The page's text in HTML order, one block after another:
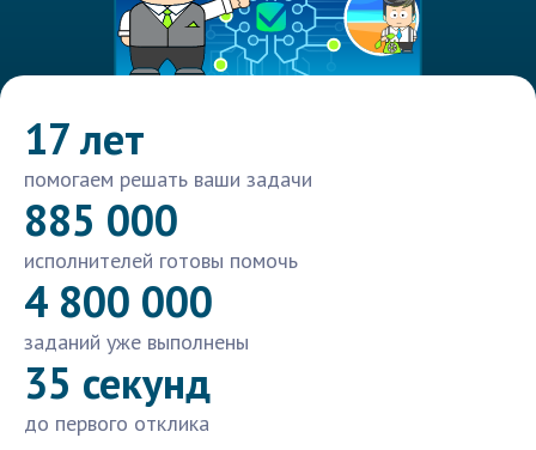
17 лет
помогаем решать ваши задачи
885 000
исполнителей готовы помочь
4 800 000
заданий уже выполнены
35 секунд
до первого отклика